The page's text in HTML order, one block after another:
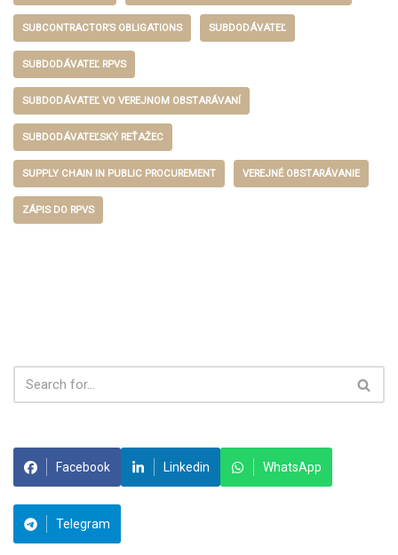
SUBCONTRACTOR’S OBLIGATIONS SUBDODÁVATEĽ
SUBDODÁVATEĽ RPVS
SUBDODÁVATEĽ VO VEREJNOM OBSTARÁVANÍ
SUBDODÁVATEĽSKÝ REŤAŽEC
SUPPLY CHAIN IN PUBLIC PROCUREMENT VEREJNÉ OBSTARÁVANIE
ZÁPIS DO RPVS
Facebook Linkedin WhatsApp
Telegram